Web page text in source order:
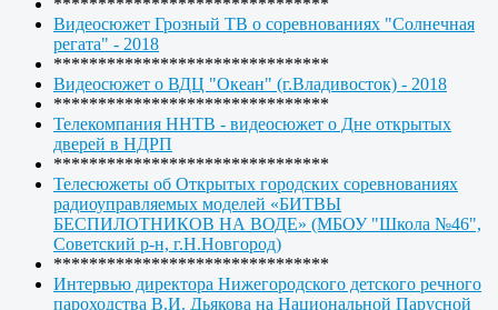
Видеосюжет Грозный ТВ о соревнованиях "Солнечная
регата" - 2018
*******************************
Видеосюжет о ВДЦ "Океан" (г.Владивосток) - 2018
*******************************
Телекомпания ННТВ - видеосюжет о Дне открытых
дверей в НДРП
*******************************
Телесюжеты об Открытых городских соревнованиях
радиоуправляемых моделей «БИТВЫ
БЕСПИЛОТНИКОВ НА ВОДЕ» (МБОУ "Школа №46",
Советский р-н, г.Н.Новгород)
*******************************
Интервью директора Нижегородского детского речного
пароходства В.И. Дьякова на Национальной Парусной